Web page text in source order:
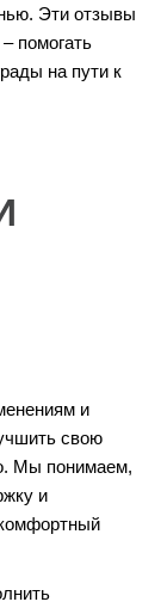
Эти отзывы
помогать
на пути к
и
свою
Мы понимаем,
и